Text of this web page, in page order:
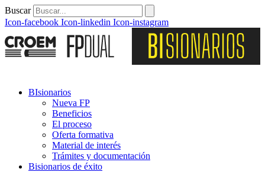
Buscar
Icon-facebook Icon-linkedin Icon-instagram
BIsionarios
Nueva FP
Beneficios
El proceso
Oferta formativa
Material de interés
Trámites y documentación
Bisionarios de éxito